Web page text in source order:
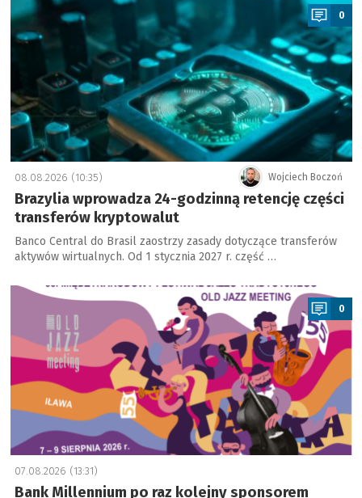
0
Wojciech Boczoń
08.08.2026 (10:35)
Brazylia wprowadza 24-godzinną retencję części
transferów kryptowalut
Banco Central do Brasil zaostrzy zasady dotyczące transferów
aktywów wirtualnych. Od 1 stycznia 2027 r. część …
a
0
07.08.2026 (13:31)
Bank Millennium po raz kolejny sponsorem